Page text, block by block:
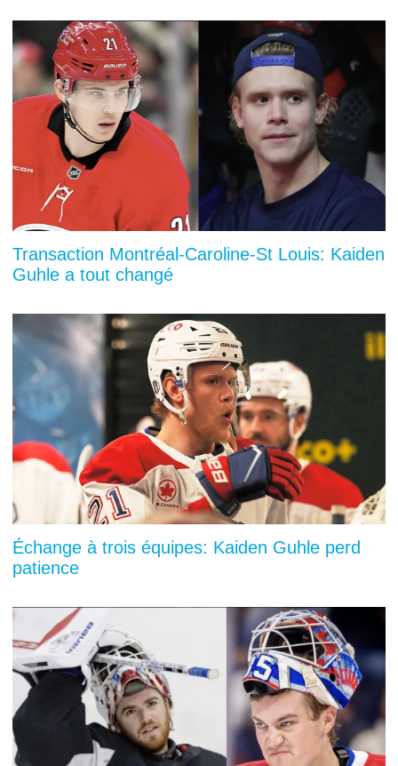
Transaction Montréal-Caroline-St Louis: Kaiden
Guhle a tout changé
Échange à trois équipes: Kaiden Guhle perd
patience